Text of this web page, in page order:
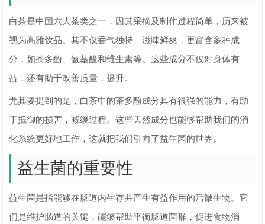
白茶是中国六大茶类之一，因其采摘及制作过程简单，历来被
视为高雅饮品。其不仅香气独特、滋味鲜爽，更富含多种成
分，如茶多酚、氨基酸和维生素等。这些成分不仅对身体有
益，还有助于改善质量，提升。
尤其要提到的是，白茶中的茶多酚成分具有很强的能力，有助
于抵御的损害，减缓过程。这些天然成分也能够帮助我们的消
化系统更好地工作，这就把我们引向了益生菌的世界。
益生菌的重要性
益生菌是指能够在肠道内生存并产生有益作用的活微生物。它
们是维护肠道的关键，能够帮助平衡肠道菌群，促进食物消